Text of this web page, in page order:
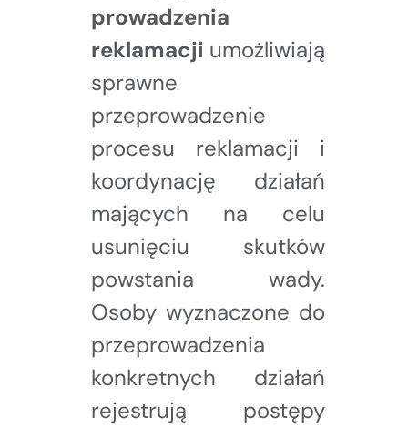
prowadzenia
reklamacji umożliwiają
sprawne
przeprowadzenie
procesu reklamacji i
koordynację działań
mających na celu
usunięciu skutków
powstania wady.
Osoby wyznaczone do
przeprowadzenia
konkretnych działań
rejestrują postępy